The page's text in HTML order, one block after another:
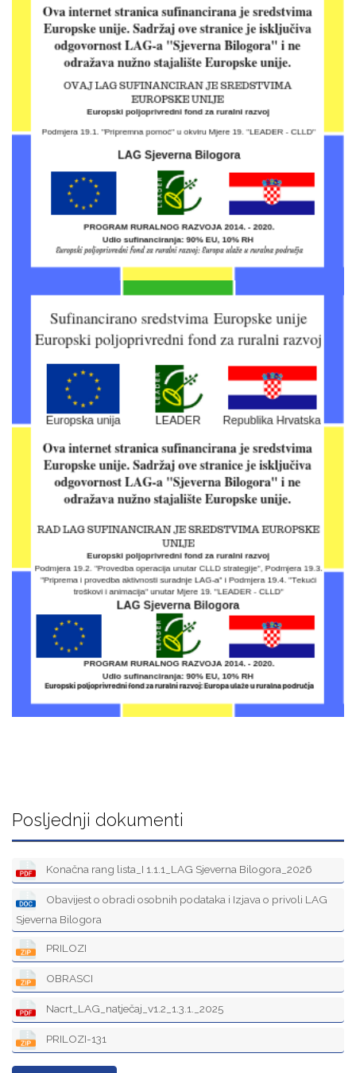
Posljednji dokumenti
Konačna rang lista_I 1.1.1_LAG Sjeverna Bilogora_2026
Obavijest o obradi osobnih podataka i Izjava o privoli LAG
Sjeverna Bilogora
PRILOZI
OBRASCI
Nacrt_LAG_natječaj_v1.2_1.3.1._2025
PRILOZI-131